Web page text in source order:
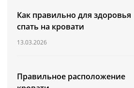
Как правильно для здоровья
спать на кровати
13.03.2026
Правильное расположение